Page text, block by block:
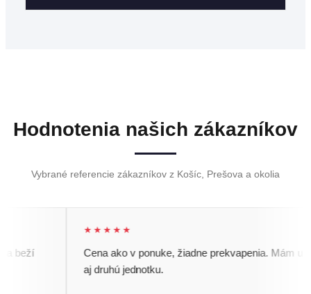
Hodnotenia našich zákazníkov
Vybrané referencie zákazníkov z Košíc, Prešova a okolia
★★★★★
Cena ako v ponuke, žiadne prekvapenia. Mám u nich
aj druhú jednotku.